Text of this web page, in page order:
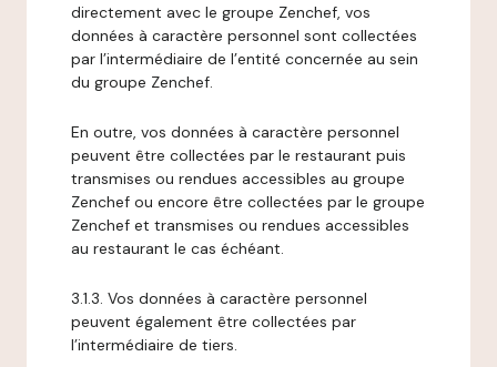
directement avec le groupe Zenchef, vos
données à caractère personnel sont collectées
par l’intermédiaire de l’entité concernée au sein
du groupe Zenchef.
En outre, vos données à caractère personnel
peuvent être collectées par le restaurant puis
transmises ou rendues accessibles au groupe
Zenchef ou encore être collectées par le groupe
Zenchef et transmises ou rendues accessibles
au restaurant le cas échéant.
3.1.3. Vos données à caractère personnel
peuvent également être collectées par
l’intermédiaire de tiers.